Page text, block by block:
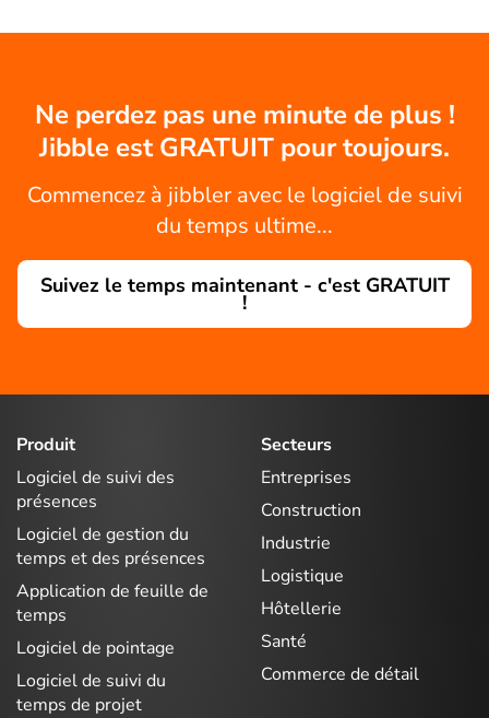
Ne perdez pas une minute de plus !
Jibble est GRATUIT pour toujours.
Commencez à jibbler avec le logiciel de suivi
du temps ultime...
Suivez le temps maintenant - c'est GRATUIT
!
Produit
Logiciel de suivi des
présences
Logiciel de gestion du
temps et des présences
Application de feuille de
temps
Logiciel de pointage
Logiciel de suivi du
temps de projet
Secteurs
Entreprises
Construction
Industrie
Logistique
Hôtellerie
Santé
Commerce de détail